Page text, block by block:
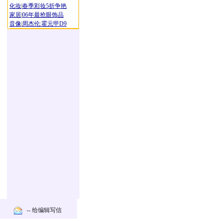
化妆春季彩妆5折争艳
家居06年最抢眼饰品
音像 周杰伦:霍元甲D9
-- 给编辑写信